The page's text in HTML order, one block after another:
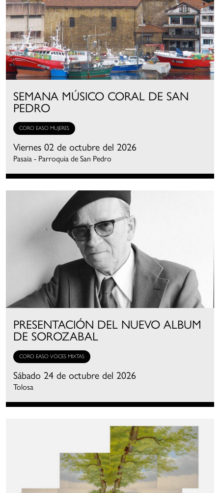
SEMANA MÚSICO CORAL DE SAN
PEDRO
CORO EASO MUJERES
Viernes 02 de octubre del 2026
Pasaia - Parroquia de San Pedro
PRESENTACIÓN DEL NUEVO ALBUM
DE SOROZABAL
CORO EASO VOCES MIXTAS
Sábado 24 de octubre del 2026
Tolosa